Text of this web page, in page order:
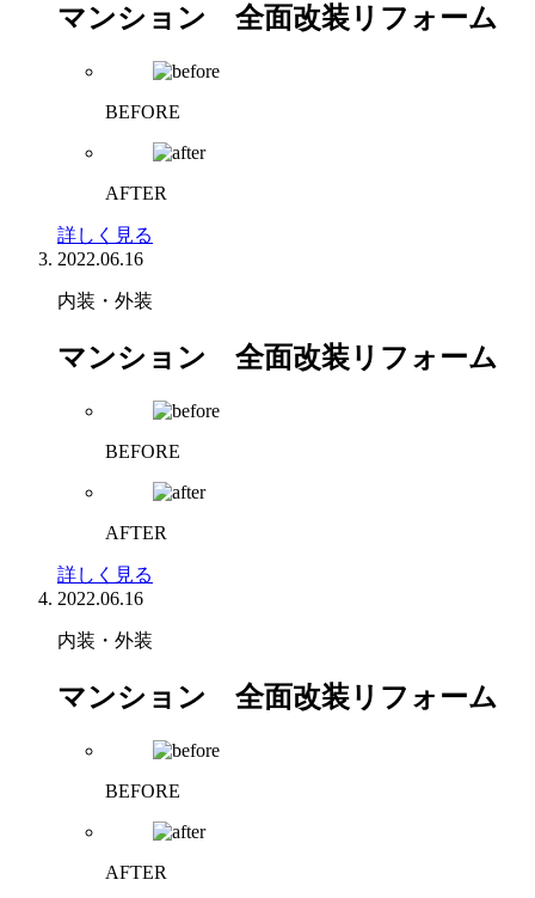
マンション 全面改装リフォーム
BEFORE
AFTER
詳しく見る
2022.06.16
内装・外装
マンション 全面改装リフォーム
BEFORE
AFTER
詳しく見る
2022.06.16
内装・外装
マンション 全面改装リフォーム
BEFORE
AFTER